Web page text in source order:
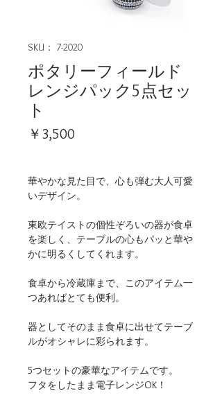
SKU： 7-2020
ポタリーフィールド
レンジパック5点セッ
ト
￥3,500
華やかな見た目で、心も弾む大人可愛
いデザイン。
東欧テイストの個性ぞろいの器が食卓
を楽しく、テーブルの心もパッと華や
かに明るくしてくれます。
食卓から冷蔵庫まで、このアイテム一
つあればとても便利。
器としてそのまま食卓に出せてテーブ
ルがオシャレに彩られます。
5つセットの豪華なアイテムです。
フタをしたまま電子レンジOK！